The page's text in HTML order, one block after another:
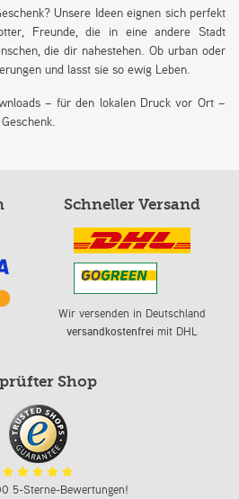
Unsere Ideen eignen sich perfekt
Freunde, die in eine andere Stadt
die dir nahestehen. Ob urban oder
und lasst sie so ewig Leben.
– für den lokalen Druck vor Ort –
Schneller Versand
Wir versenden in Deutschland
versandkostenfreimit DHL
Shop
5-Sterne-Bewertungen!